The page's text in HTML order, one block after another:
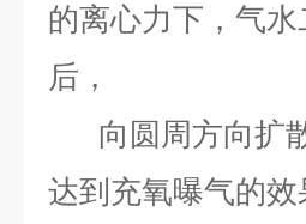
的离心力下，气
后，
向圆周方向扩散
达到充氧曝气的